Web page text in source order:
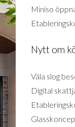
Miniso
Nytt om
Väla slog
Digital